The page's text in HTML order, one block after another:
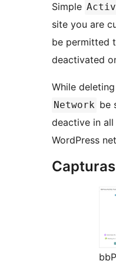
Simple
site you are
be permitted
deactivated
While
Network be
deactive in
WordPress
Capturas